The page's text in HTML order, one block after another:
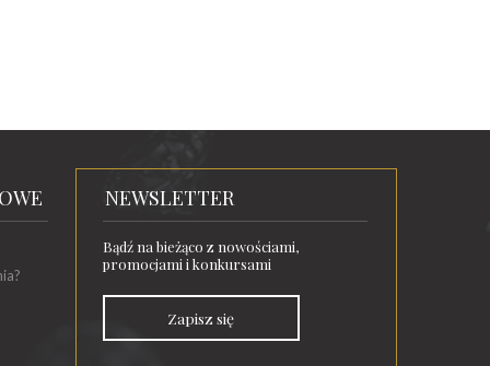
NEWSLETTER
Bądź na bieżąco z nowościami,
promocjami i konkursami
Zapisz się